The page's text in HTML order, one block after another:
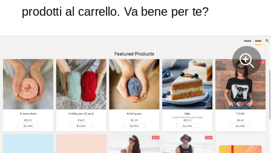
prodotti al carrello. Va bene per te?